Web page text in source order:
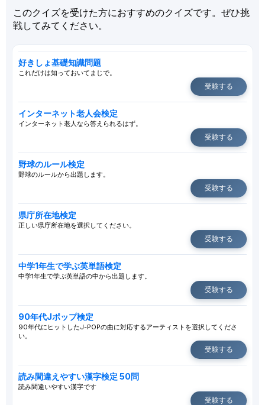
このクイズを受けた方におすすめのクイズです。ぜひ挑
戦してみてください。
好きしょ基礎知識問題
これだけは知っておいてまじで。
受験する
インターネット老人会検定
インターネット老人なら答えられるはず。
受験する
野球のルール検定
野球のルールから出題します。
受験する
県庁所在地検定
正しい県庁所在地を選択してください。
受験する
中学1年生で学ぶ英単語検定
中学1年生で学ぶ英単語の中から出題します。
受験する
90年代Jポップ検定
90年代にヒットしたJ-POPの曲に対応するアーティストを選択してくださ
い。
受験する
読み間違えやすい漢字検定 50問
読み間違いやすい漢字です
受験する